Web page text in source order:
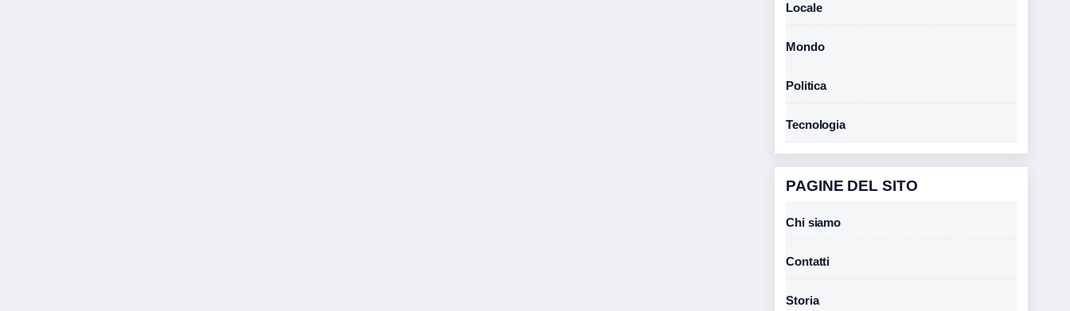
Locale
Mondo
Politica
Tecnologia
PAGINE DEL SITO
Chi siamo
Contatti
Storia